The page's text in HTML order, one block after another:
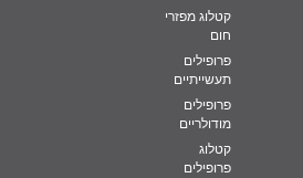
קטלוג מפזרי
חום
פרופילים
תעשייתיים
פרופילים
מודולריים
קטלוג
פרופילים